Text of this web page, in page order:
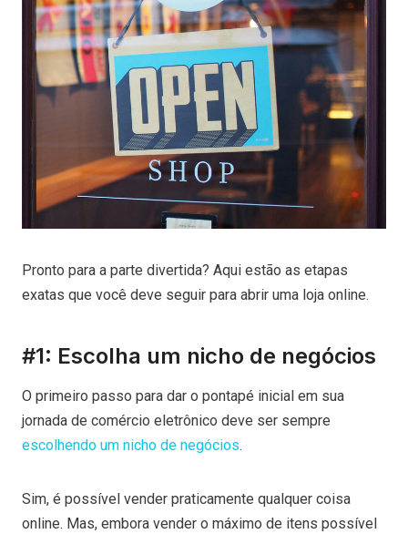
Pronto para a parte divertida? Aqui estão as etapas
exatas que você deve seguir para abrir uma loja online.
#1: Escolha um nicho de negócios
O primeiro passo para dar o pontapé inicial em sua
jornada de comércio eletrônico deve ser sempre
escolhendo um nicho de negócios.
Sim, é possível vender praticamente qualquer coisa
online. Mas, embora vender o máximo de itens possível